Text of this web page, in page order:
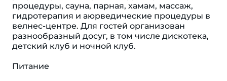
процедуры, сауна, парная, хамам, массаж,
гидротерапия и аюрведические процедуры в
велнес-центре. Для гостей организован
разнообразный досуг, в том числе дискотека,
детский клуб и ночной клуб.
Питание